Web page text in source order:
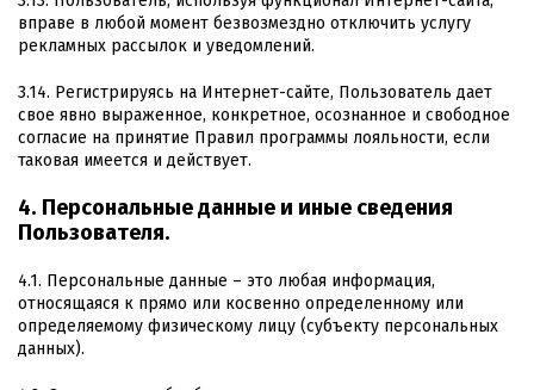
вправе в любой момент безвозмездно отключить услугу
рекламных рассылок и уведомлений.
3.14. Регистрируясь на Интернет-сайте, Пользователь дает
свое явно выраженное, конкретное, осознанное и свободное
согласие на принятие Правил программы лояльности, если
таковая имеется и действует.
4. Персональные данные и иные сведения
Пользователя.
4.1. Персональные данные – это любая информация,
относящаяся к прямо или косвенно определенному или
определяемому физическому лицу (субъекту персональных
данных).